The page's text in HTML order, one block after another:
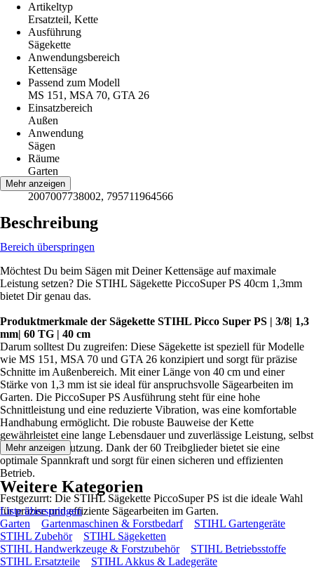
Artikeltyp
Ersatzteil, Kette
Ausführung
Sägekette
Anwendungsbereich
Kettensäge
Passend zum Modell
MS 151, MSA 70, GTA 26
Einsatzbereich
Außen
Anwendung
Sägen
Räume
Garten
EAN
2007007738002, 795711964566
Mehr anzeigen
Beschreibung
Bereich überspringen
Möchtest Du beim Sägen mit Deiner Kettensäge auf maximale
Leistung setzen? Die STIHL Sägekette PiccoSuper PS 40cm 1,3mm
bietet Dir genau das.
Produktmerkmale der Sägekette STIHL Picco Super PS | 3/8| 1,3
mm| 60 TG | 40 cm
Darum solltest Du zugreifen: Diese Sägekette ist speziell für Modelle
wie MS 151, MSA 70 und GTA 26 konzipiert und sorgt für präzise
Schnitte im Außenbereich. Mit einer Länge von 40 cm und einer
Stärke von 1,3 mm ist sie ideal für anspruchsvolle Sägearbeiten im
Garten. Die PiccoSuper PS Ausführung steht für eine hohe
Schnittleistung und eine reduzierte Vibration, was eine komfortable
Handhabung ermöglicht. Die robuste Bauweise der Kette
gewährleistet eine lange Lebensdauer und zuverlässige Leistung, selbst
bei intensiver Nutzung. Dank der 60 Treibglieder bietet sie eine
optimale Spannkraft und sorgt für einen sicheren und effizienten
Betrieb.
Festgezurrt: Die STIHL Sägekette PiccoSuper PS ist die ideale Wahl
für präzise und effiziente Sägearbeiten im Garten.
Mehr anzeigen
Weitere Kategorien
Liste überspringen
Garten
Gartenmaschinen & Forstbedarf
STIHL Gartengeräte
STIHL Zubehör
STIHL Sägeketten
STIHL Handwerkzeuge & Forstzubehör
STIHL Betriebsstoffe
STIHL Ersatzteile
STIHL Akkus & Ladegeräte